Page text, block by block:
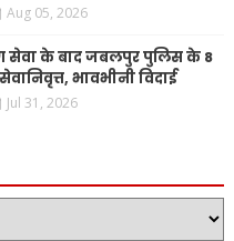
Aug 05, 2026
सेवा के बाद जबलपुर पुलिस के 8
भावभीनी विदाई
Jul 31, 2026